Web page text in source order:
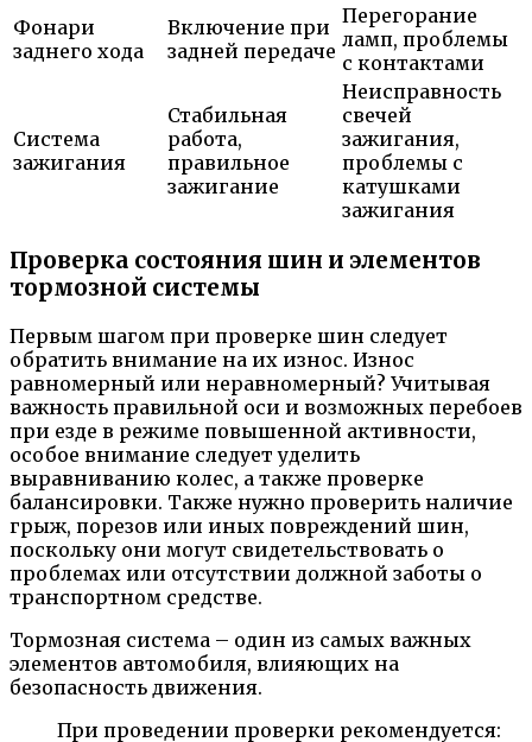
Фонари
заднего хода
Включение при
задней передаче
Перегорание
ламп, проблемы
с контактами
Система
зажигания
Стабильная
работа,
правильное
зажигание
Неисправность
свечей
зажигания,
проблемы с
катушками
зажигания
Проверка состояния шин и элементов
тормозной системы
Первым шагом при проверке шин следует
обратить внимание на их износ. Износ
равномерный или неравномерный? Учитывая
важность правильной оси и возможных перебоев
при езде в режиме повышенной активности,
особое внимание следует уделить
выравниванию колес, а также проверке
балансировки. Также нужно проверить наличие
грыж, порезов или иных повреждений шин,
поскольку они могут свидетельствовать о
проблемах или отсутствии должной заботы о
транспортном средстве.
Тормозная система – один из самых важных
элементов автомобиля, влияющих на
безопасность движения.
При проведении проверки рекомендуется: